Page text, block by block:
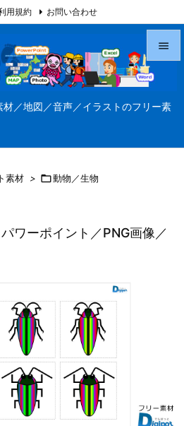
／地図／音声／イラストのフリー素



検索
用規約 お問い合わせ
素材 > 動物／生物
ワーポイント／PNG画像／